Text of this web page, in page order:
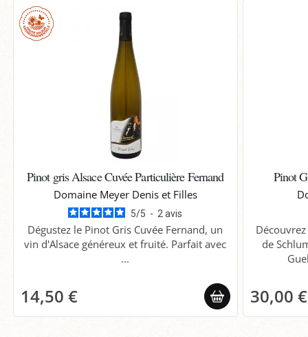
Pinot gris Alsace Cuvée Particulière Fernand
Domaine Meyer Denis et Filles
5/5 - 2avis
Dégustez le Pinot Gris Cuvée Fernand, un
vin d'Alsace généreux et fruité. Parfait avec
...
14,50 €
Pinot
de
30,00 €